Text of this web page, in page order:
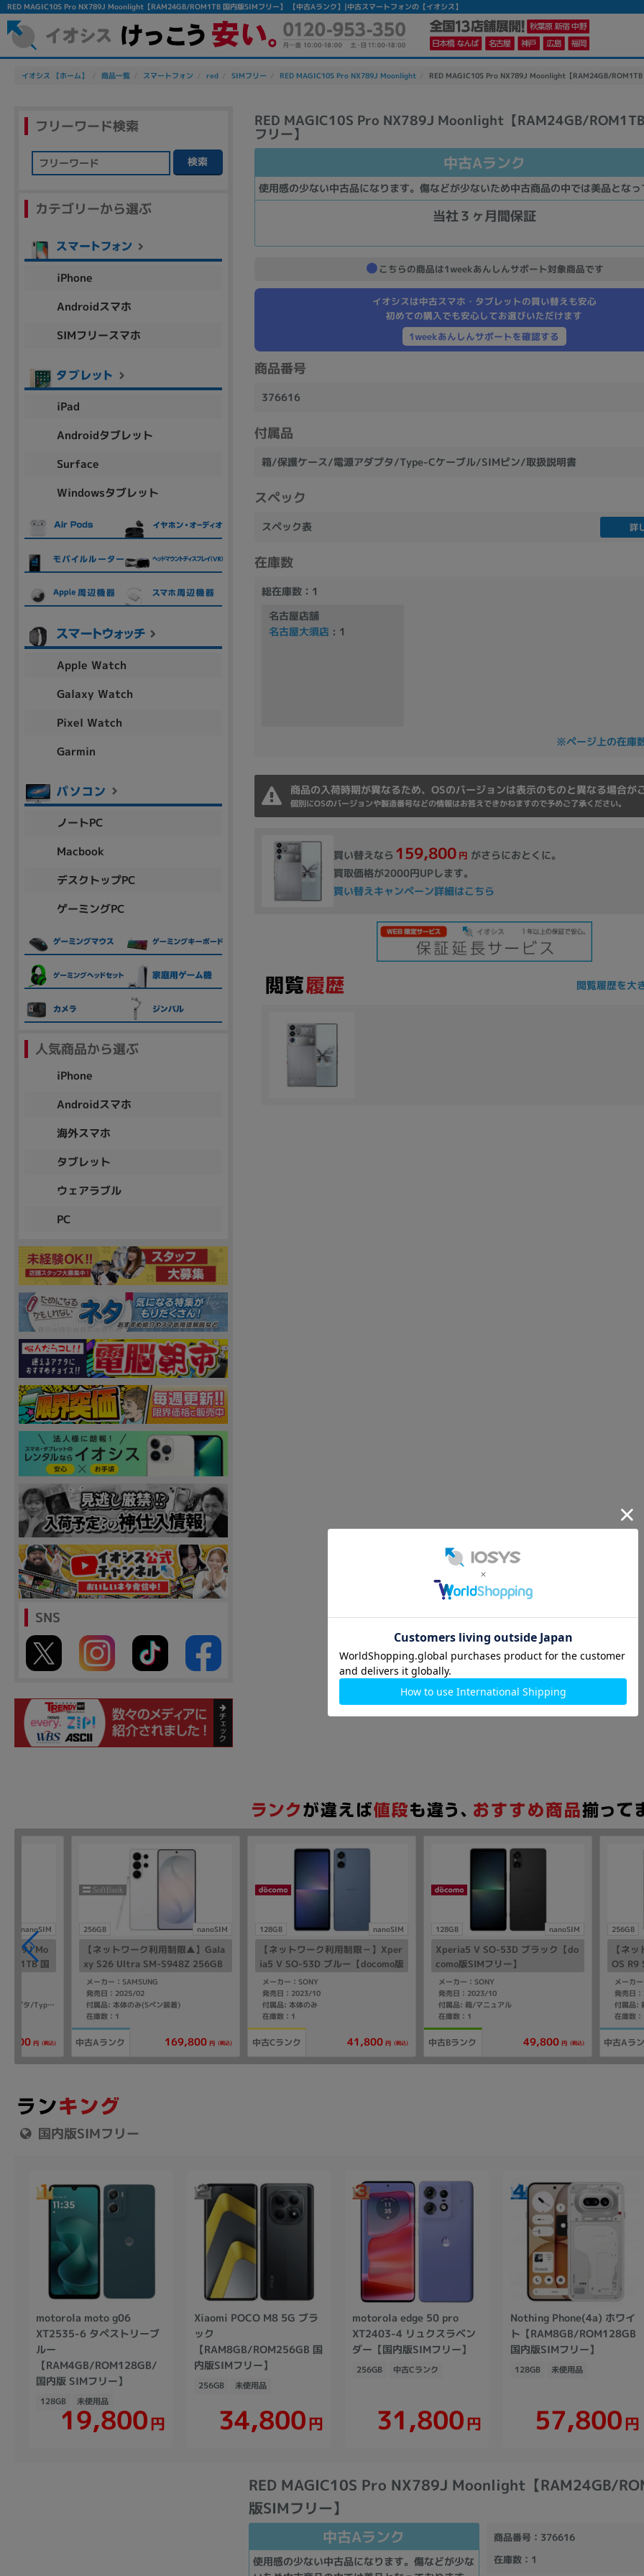
RED MAGIC10S Pro NX789J Moonlight【RAM24GB/ROM1TB 国内版SIMフリー】 【中古Aランク】|中古スマートフォンの【イオシス】
イオシス 【ホーム】 商品一覧 スマートフォン red SIMフリー RED MAGIC10S Pro NX789J Moonlight RED MAGIC10S Pro NX789J Moonlight【RAM24GB/
RED MAGIC10S Pro NX789J Moonlight【RAM24GB/
フリー】
中古Aランク
使用感の少ない中古品になります。傷などが少ないため中古商品の中では美品となっ
当社３ヶ月間保証
こちらの商品は1weekあんしんサポート対象商品です
イオシスは中古スマホ・タブレットの買い替えも安心
初めての購入でも安心してお選びいただけます
1weekあんしんサポートを確認する
商品番号
376616
付属品
箱/保護ケース/電源アダプタ/Type-Cケーブル/SIMピン/取扱説明書
スペック
スペック表 詳
在庫数
総在庫数：1
名古屋店舗
名古屋大須店 : 1
※ページ上の在庫
商品の入荷時期が異なるため、OSのバージョンは表示のものと異なる場合が
個別にOSのバージョンや製造番号などの情報はお答えできかねますので予めご了承ください。
買い替えなら 159,800 円 がさらにおとくに。
買取価格が2000円UPします。
買い替えキャンペーン詳細はこちら
閲覧履歴を大
フリーワード検索
検索
カテゴリーから選ぶ
iPhone
Androidスマホ
SIMフリースマホ
iPad
Androidタブレット
Surface
Windowsタブレット
Apple Watch
Galaxy Watch
Pixel Watch
Garmin
ノートPC
Macbook
デスクトップPC
ゲーミングPC
人気商品から選ぶ
iPhone
Androidスマホ
海外スマホ
タブレット
ウェアラブル
PC
SNS
nanoSIM
Mo
国
付属品: 箱/保護ケース/電源アダプタ/Type-Cケーブル/SIMピン/取扱説明書
円 (税込)
256GB nanoSIM
【ネットワーク利用制限▲】Gala
xy S26 Ultra SM-S948Z 256GB
ホワイト【SoftBank版 SIMフリ
ー】
メーカー：SAMSUNG
発売日：2025/02
付属品: 本体のみ(Sペン装着)
在庫数：1
中古Aランク 169,800 円 (税込)
128GB nanoSIM
【ネットワーク利用制限－】Xper
ia5 V SO-53D ブルー【docomo版
SIMフリー】
メーカー：SONY
発売日：2023/10
付属品: 本体のみ
在庫数：1
中古Cランク 41,800 円 (税込)
128GB nanoSIM
Xperia5 V SO-53D ブラック【do
como版SIMフリー】
メーカー：SONY
発売日：2023/10
付属品: 箱/マニュアル
在庫数：1
中古Bランク 49,800 円 (税込)
256GB
【ネ
OS R9
版SIM
メーカ
発売日
在庫数
中古Aラ
国内版SIMフリー
motorola moto g06
XT2535-6 タペストリーブ
ルー
【RAM4GB/ROM128GB/
国内版 SIMフリー】
128GB 未使用品
19,800円
Xiaomi POCO M8 5G ブラ
ック
【RAM8GB/ROM256GB 国
内版SIMフリー】
256GB 未使用品
34,800円
motorola edge 50 pro
XT2403-4 リュクスラベン
ダー【国内版SIMフリー】
256GB 中古Cランク
31,800円
Nothing Phone(4a) ホワイ
ト【RAM8GB/ROM128GB
国内版SIMフリー】
128GB 未使用品
57,800円
RED MAGIC10S Pro NX789J Moonlight【RAM24GB/
版SIMフリー】
中古Aランク
使用感の少ない中古品になります。傷などが少な
商品番号：376616
在庫数：1
除外ワード
人気の検索ワード：Let's note EliteBook
カテゴリー
商品ジャンルの絞り込み
ノートPC デスクPC
商品シリーズ名・ブランド名の絞り込み。
aspire Inspiron
メーカー
製造、販売メーカーの絞り込み
商品の搭載機能による絞り込み
Webカメラ内蔵
ドライブ
ランク
商品状態の絞り込み
新品/未使用 中古 新品 Aランク Bランク
容量
~
モニタサイズ
円 ～
発売日
年
各項目のチェックボックスは「or検索」となります。